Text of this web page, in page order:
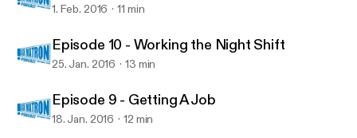
1. Feb. 2016 11 min
Episode 10 - Working the Night Shift
25. Jan. 2016 13 min
Episode 9 - Getting A Job
18. Jan. 2016 12 min